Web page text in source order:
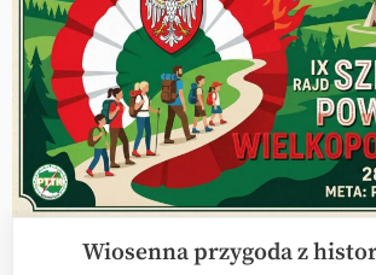
Wiosenna przygoda z